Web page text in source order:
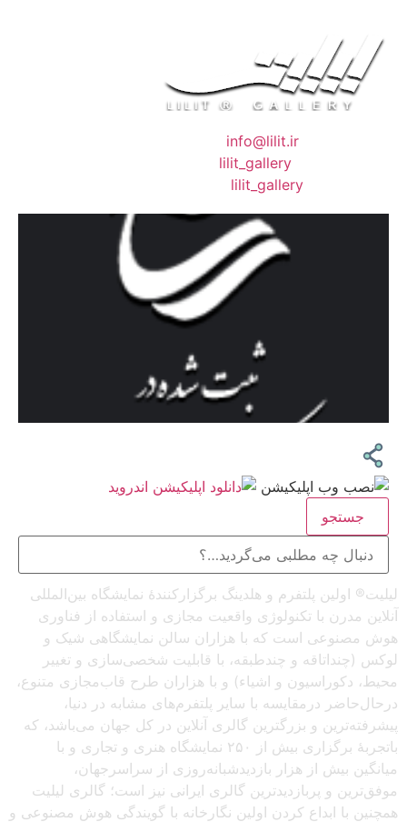
info@lilit.ir
lilit_gallery
lilit_gallery
جستجو
لیلیت® اولین پلتفرم و هلدینگ برگزارکنندهٔ نمایشگاه بین‌المللی
آنلاین مدرن با تکنولوژی واقعیت مجازی و استفاده از فناوری
هوش مصنوعی است که با هزاران سالن نمایشگاهی شیک و
لوکس (چنداتاقه و چندطبقه، با قابلیت شخصی‌سازی و تغییر
محیط، دکوراسیون و اشیاء) و با هزاران طرح قاب‌مجازی متنوع،
درحال‌حاضر درمقایسه با سایر پلتفرم‌های مشابه در دنیا،
پیشرفته‌ترین و بزرگترین گالری آنلاین در کل جهان می‌باشد، که
باتجربهٔ برگزاری بیش از ۲۵۰ نمایشگاه هنری و تجاری و با
میانگین بیش از هزار بازدیدشبانه‌روزی از سراسرجهان،
موفق‌ترین و پربازدیدترین گالری ایرانی نیز است؛ گالری لیلیت
همچنین با ابداع کردن اولین نگارخانه با گویندگی هوش مصنوعی و